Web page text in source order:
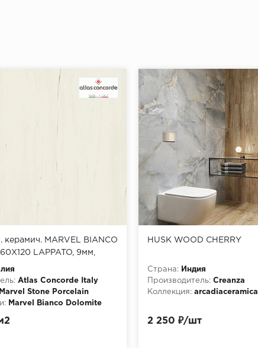
керамич. MARVEL BIANCO
LAPPATO, 9мм,
Atlas Concorde Italy
Marvel Stone Porcelain
Marvel Bianco Dolomite
HUSK WOOD CHERRY
Страна:
Индия
Производитель: Creanza
Коллекция: arcadiaceramica
2 250 ₽/шт